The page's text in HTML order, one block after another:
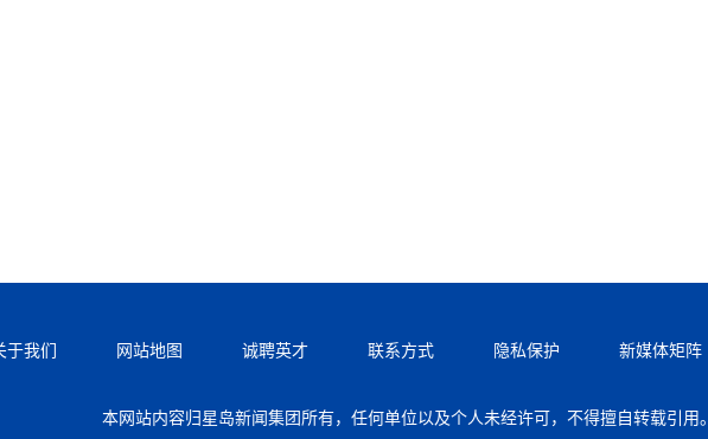
于我们 网站地图 诚聘英才 联系方式 隐私保护 新媒体矩阵
本网站内容归星岛新闻集团所有，任何单位以及个人未经许可，不得擅自转载引用。